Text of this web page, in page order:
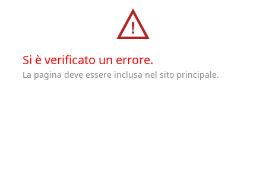
Si è verificato un errore.
La pagina deve essere inclusa nel sito principale.